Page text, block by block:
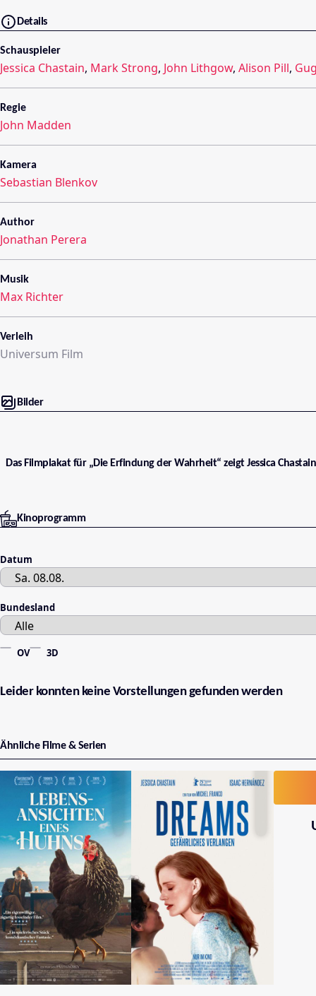
Details
Schauspieler
Jessica Chastain, Mark Strong, John Lithgow, Alison Pill,
Regie
John Madden
Kamera
Sebastian Blenkov
Author
Jonathan Perera
Musik
Max Richter
Verleih
Universum Film
Bilder
Das Filmplakat für „Die Erfindung der Wahrheit“ zeigt Jessica
Kinoprogramm
Datum
Bundesland
OV 3D
Leider konnten keine Vorstellungen gefunden werden
Ähnliche Filme & Serien